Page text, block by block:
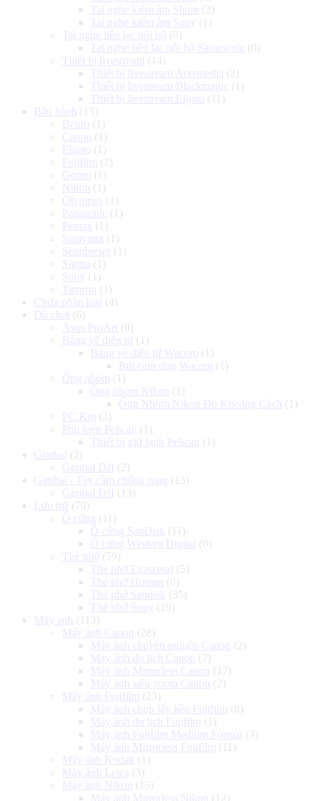
Tai nghe kiểm âm Shure (2)
Tai nghe kiểm âm Sony (1)
Tai nghe liên lạc nội bộ (0)
Tai nghe liên lạc nội bộ Saramonic (0)
Thiết bị livestream (14)
Thiết bị livestream Avermedia (2)
Thiết bị livestream Blackmagic (1)
Thiết bị livestream Elgato (11)
Bảo hành
(15)
Benro (1)
Canon
(1)
Elgato (1)
Fujifilm (1)
Gopro (1)
Nikon
(1)
Olympus (1)
Panasonic (1)
Pentax (1)
Samyang (1)
Sennhieser
(1)
Sigma (1)
Sony (1)
Tamron
(1)
Chưa phân loại (4)
Đồ chơi (6)
Asus ProArt (0)
Bảng vẽ điện tử (1)
Bảng vẽ điện tử Wacom (1)
Bút cảm ứng Wacom (1)
Ống nhòm (1)
Ống nhòm Nikon
(1)
Ống Nhòm Nikon Đo Khoảng Cách
(1)
PC Km (3)
Phụ kiện Pelican
(1)
Thiết bị giữ lạnh Pelican
(1)
Gimbal (2)
Gimbal DJI (2)
Gimbal - Tay cầm chống rung (13)
Gimbal DJI (13)
Lưu trữ (70)
Ổ cứng (11)
Ổ cứng SanDisk (11)
Ổ cứng Western Digital (0)
Thẻ nhớ (59)
Thẻ nhớ Exascend
(5)
Thẻ nhớ Homan
(0)
Thẻ nhớ Sandisk (35)
Thẻ nhớ Sony (19)
Máy ảnh
(113)
Máy ảnh Canon
(28)
Máy ảnh chuyên nghiệp Canon
(2)
Máy ảnh du lịch Canon
(7)
Máy ảnh Mirrorless Canon
(17)
Máy ảnh siêu zoom Canon
(2)
Máy ảnh Fujifilm (23)
Máy ảnh chụp lấy liền Fujifilm (8)
Máy ảnh du lịch Fujifilm (1)
Máy ảnh Fujifilm Medium Format (3)
Máy ảnh Mirrorless Fujifilm (11)
Máy ảnh Kodak (1)
Máy ảnh Leica (3)
Máy ảnh Nikon
(15)
Máy ảnh Mirrorless Nikon
(12)